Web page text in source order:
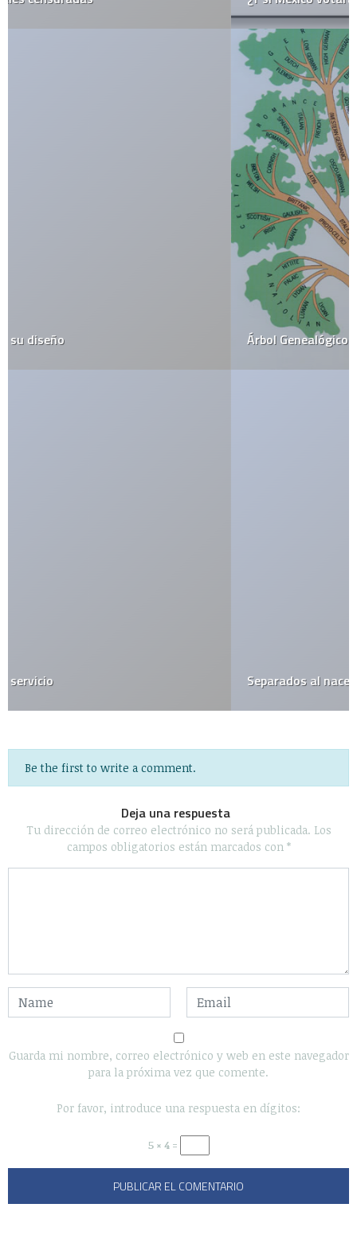
Árbol Genealógico de los lenguajes
Separados al nacer
Be the first to write a comment.
Deja una respuesta
Tu dirección de correo electrónico no será publicada. Los
campos obligatorios están marcados con *
Guarda mi nombre, correo electrónico y web en este navegador
para la próxima vez que comente.
Por favor, introduce una respuesta en dígitos:
5 × 4 =